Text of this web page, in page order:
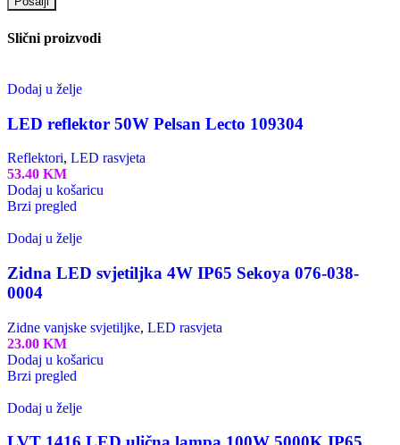
Slični proizvodi
Dodaj u želje
LED reflektor 50W Pelsan Lecto 109304
Reflektori, LED rasvjeta
53.40 KM
Dodaj u košaricu
Brzi pregled
Dodaj u želje
Zidna LED svjetiljka 4W IP65 Sekoya 076-038-
0004
Zidne vanjske svjetiljke, LED rasvjeta
23.00 KM
Dodaj u košaricu
Brzi pregled
Dodaj u želje